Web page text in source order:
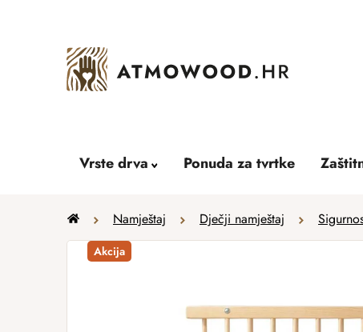
Vrste drva Ponuda za tvrtke
Home Namještaj Dječji namještaj
Akcija